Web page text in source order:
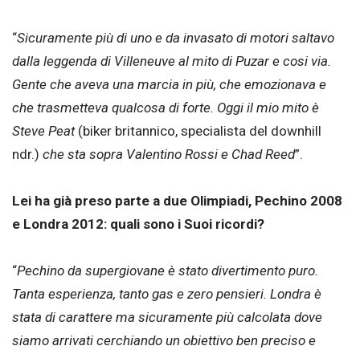
“Sicuramente più di uno e da invasato di motori saltavo
dalla leggenda di Villeneuve al mito di Puzar e cosi via.
Gente che aveva una marcia in più, che emozionava e
che trasmetteva qualcosa di forte. Oggi il mio mito è
Steve Peat(biker britannico, specialista del downhill
ndr.) che sta sopra Valentino Rossi e Chad Reed”.
Lei ha già preso parte a due Olimpiadi, Pechino 2008
e Londra 2012: quali sono i Suoi ricordi?
“Pechino da supergiovane è stato divertimento puro.
Tanta esperienza, tanto gas e zero pensieri. Londra è
stata di carattere ma sicuramente più calcolata dove
siamo arrivati cerchiando un obiettivo ben preciso e